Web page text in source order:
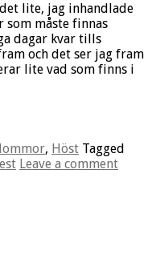
lite, jag inhandlade
som måste finnas
dagar kvar tills
och det ser jag fram
lite vad som finns i
, Höst Tagged
Leave a comment